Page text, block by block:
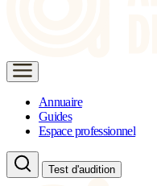
Annuaire
Guides
Espace professionnel
Test d'audition